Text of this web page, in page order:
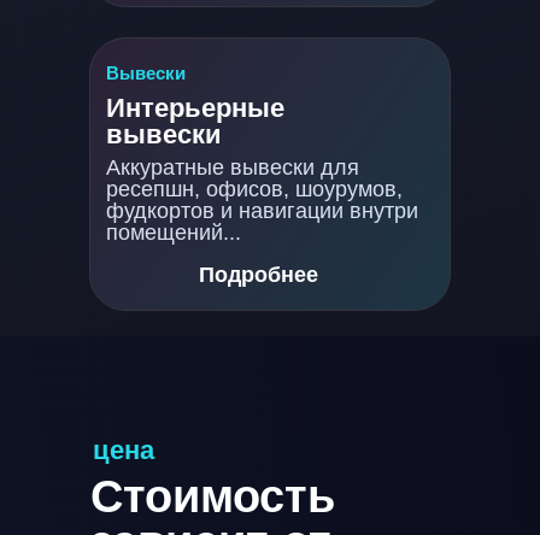
Интерьерные
вывески
Вывески
Аккуратные вывески для
ресепшн, офисов, шоурумов,
фудкортов и навигации внутри
помещений...
Подробнее
Стоимость
цена